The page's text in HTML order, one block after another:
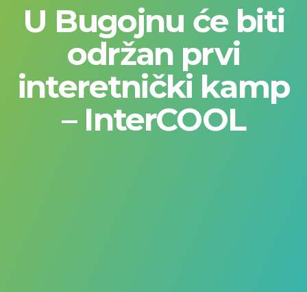
U Bugojnu će biti
održan prvi
interetnički kamp
– InterCOOL